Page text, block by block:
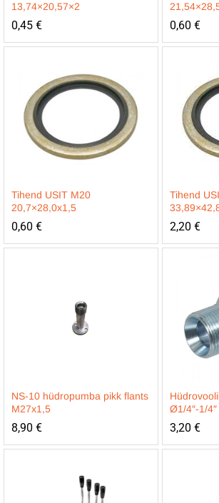
13,74×20,57×2
0,45 € 0,60 €
Tihend USIT M20
20,7×28,0x1,5
0,60 €
Tihend
2,20 €
NS-10 hüdropumba pikk flants
M27x1,5
8,90 €
Ø1/4″-1/4″
3,20 €